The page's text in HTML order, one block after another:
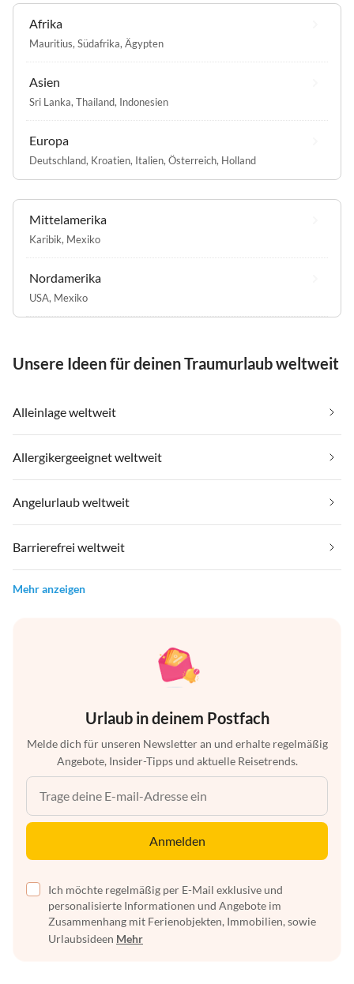
Afrika
Mauritius, Südafrika, Ägypten
Asien
Sri Lanka, Thailand, Indonesien
Europa
Deutschland, Kroatien, Italien, Österreich, Holland
Mittelamerika
Karibik, Mexiko
Nordamerika
USA, Mexiko
Unsere Ideen für deinen Traumurlaub weltweit
Alleinlage weltweit
Allergikergeeignet weltweit
Angelurlaub weltweit
Barrierefrei weltweit
Mehr anzeigen
Urlaub in deinem Postfach
Melde dich für unseren Newsletter an und erhalte regelmäßig
Angebote, Insider-Tipps und aktuelle Reisetrends.
Anmelden
Ich möchte regelmäßig per E-Mail exklusive und
personalisierte Informationen und Angebote im
Zusammenhang mit Ferienobjekten, Immobilien, sowie
Urlaubsideen Mehr